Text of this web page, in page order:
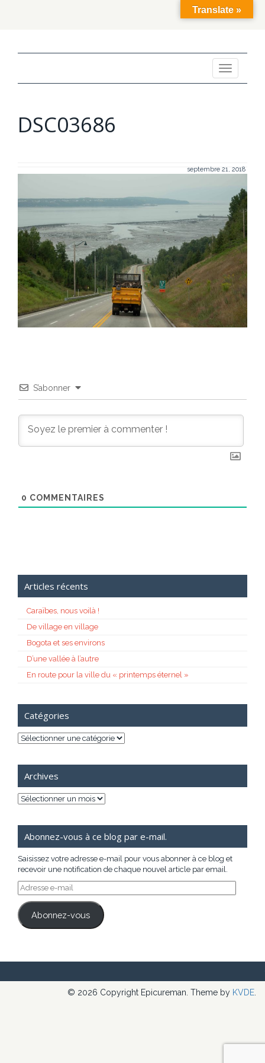
Toggle
navigation
DSC03686
septembre 21, 2018
S’abonner
0 COMMENTAIRES
Articles récents
Caraïbes, nous voilà !
De village en village
Bogota et ses environs
D’une vallée à l’autre
En route pour la ville du « printemps éternel »
Catégories
Catégories
Archives
Archives
Abonnez-vous à ce blog par e-mail.
Saisissez votre adresse e-mail pour vous abonner à ce blog et
recevoir une notification de chaque nouvel article par email.
Adresse
e-
mail
Abonnez-vous
© 2026 Copyright Epicureman. Theme by KVDE.
Translate »